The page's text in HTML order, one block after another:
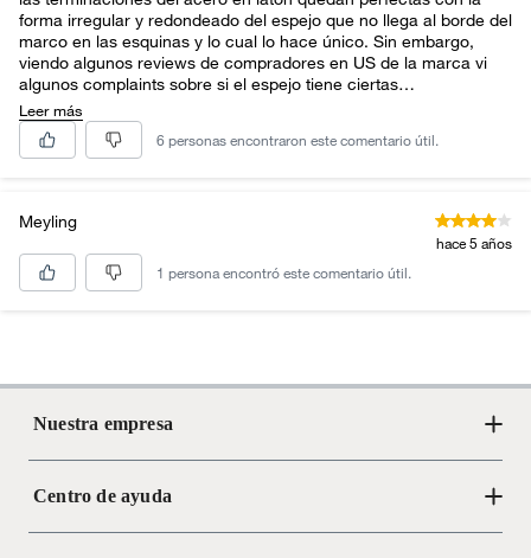
forma irregular y redondeado del espejo que no llega al borde del
marco en las esquinas y lo cual lo hace único. Sin embargo,
viendo algunos reviews de compradores en US de la marca vi
algunos complaints sobre si el espejo tiene ciertas
deformaciones, en especial cuando uno se mira de lejos el cual
hace que te suba unos kilos y te reduzca unos centímetros de
altura y puedo decir que es cierto ya que de cerca me logro ver
bastante cuan más lejos esté del espejo e intenté cambiar el
ángulo del espejo apoyado a la pared y no vi mucha diferencia
como los mencionaron algunas personas en los reviews.
Conclusión, no estoy seguro si esto se deba a un defecto de
fábrica o sea el efecto del espejo por el diseño ya que también
preferencias, idk pero recomendaría que lo vean en persona
devolverlo aunque por todo el trámite e incomodidad decidí
lograr verme fit en el espejo.
Leer más
6 personas encontraron este comentario útil.
Meyling
hace 5 años
1 persona encontró este comentario útil.
Nuestra empresa
Acerca de Crate
Centro de ayuda